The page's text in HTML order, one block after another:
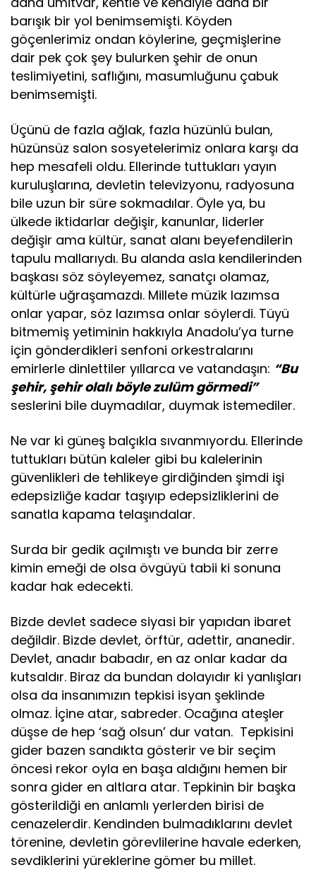
barışık bir yol benimsemişti. Köyden
göçenlerimiz ondan köylerine, geçmişlerine
dair pek çok şey bulurken şehir de onun
teslimiyetini, saflığını, masumluğunu çabuk
benimsemişti.
Üçünü de fazla ağlak, fazla hüzünlü bulan,
hüzünsüz salon sosyetelerimiz onlara karşı da
hep mesafeli oldu. Ellerinde tuttukları yayın
kuruluşlarına, devletin televizyonu, radyosuna
bile uzun bir süre sokmadılar. Öyle ya, bu
ülkede iktidarlar değişir, kanunlar, liderler
değişir ama kültür, sanat alanı beyefendilerin
tapulu mallarıydı. Bu alanda asla kendilerinden
başkası söz söyleyemez, sanatçı olamaz,
kültürle uğraşamazdı. Millete müzik lazımsa
onlar yapar, söz lazımsa onlar söylerdi. Tüyü
bitmemiş yetiminin hakkıyla Anadolu’ya turne
için gönderdikleri senfoni orkestralarını
emirlerle dinlettiler yıllarca ve vatandaşın: “Bu
şehir, şehir olalı böyle zulüm görmedi”
seslerini bile duymadılar, duymak istemediler.
Ne var ki güneş balçıkla sıvanmıyordu. Ellerinde
tuttukları bütün kaleler gibi bu kalelerinin
güvenlikleri de tehlikeye girdiğinden şimdi işi
edepsizliğe kadar taşıyıp edepsizliklerini de
sanatla kapama telaşındalar.
Surda bir gedik açılmıştı ve bunda bir zerre
kimin emeği de olsa övgüyü tabii ki sonuna
kadar hak edecekti.
Bizde devlet sadece siyasi bir yapıdan ibaret
değildir. Bizde devlet, örftür, adettir, ananedir.
Devlet, anadır babadır, en az onlar kadar da
kutsaldır. Biraz da bundan dolayıdır ki yanlışları
olsa da insanımızın tepkisi isyan şeklinde
olmaz. İçine atar, sabreder. Ocağına ateşler
düşse de hep ‘sağ olsun’ dur vatan. Tepkisini
gider bazen sandıkta gösterir ve bir seçim
öncesi rekor oyla en başa aldığını hemen bir
sonra gider en altlara atar. Tepkinin bir başka
gösterildiği en anlamlı yerlerden birisi de
cenazelerdir. Kendinden bulmadıklarını devlet
törenine, devletin görevlilerine havale ederken,
sevdiklerini yüreklerine gömer bu millet.